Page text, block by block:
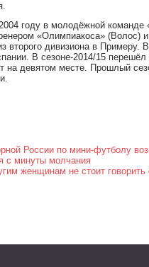
году в молодёжной
«Олимпиакоса» (Волос)
второго дивизиона в
В сезоне-2014/15
на девятом месте. Прошлый
России по мини-футболу
с минуты молчания
женщинам не стоит